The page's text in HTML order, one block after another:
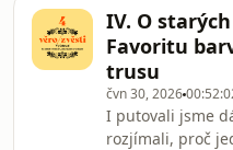
itals
krčma Tornádo,
raději smažený
osvícení
potkali jsme
Bivoje a
divočák
IV. O
Favoritu
trusu
čvn 30, 2026
I putovali jsme
rozjímali, proč